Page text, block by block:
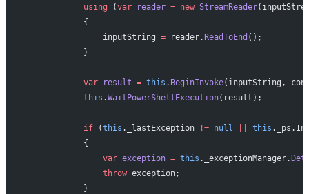
            using
(var reader = new StreamReader
            {
                inputString
= reader. ReadToEnd ();
            }
            var
result = this . BeginInvoke(inputString,
            this
.WaitPowerShellExecution(result);
            if
(this ._lastException != null this
            {
                var
exception = this ._exceptionManager.
                throw
exception;
            }